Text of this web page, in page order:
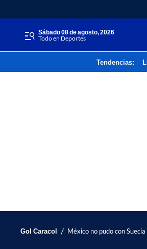
sábado 08 de agosto, 2026
Todo en Deportes
Tendencias:
Gol Caracol / México no pudo con